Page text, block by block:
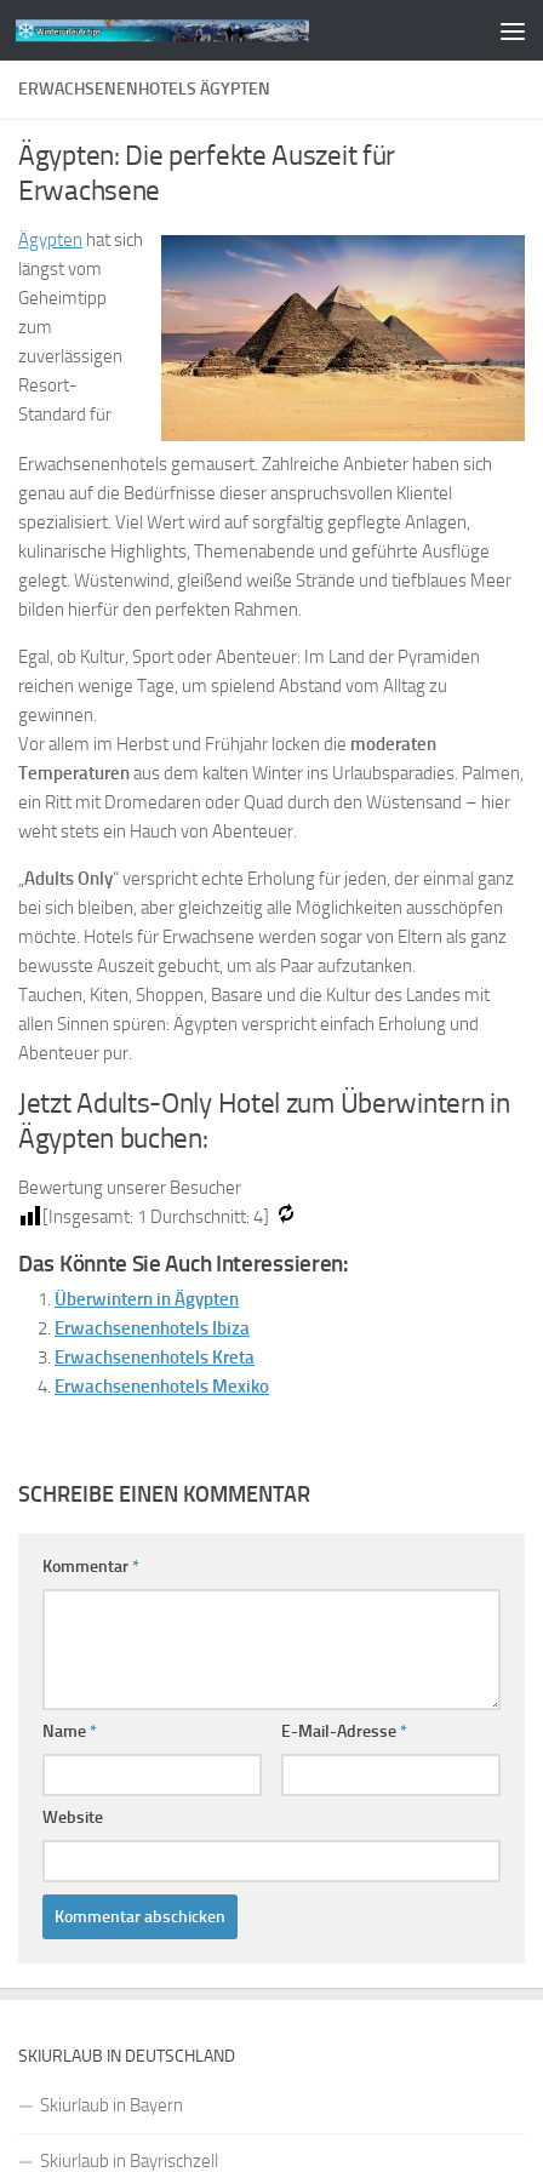
Zum Inhalt springen
ERWACHSENENHOTELS ÄGYPTEN
Ägypten: Die perfekte Auszeit für
Erwachsene
Ägypten hat sich
längst vom
Geheimtipp
zum
zuverlässigen
Resort-
Standard für
Erwachsenenhotels gemausert. Zahlreiche Anbieter haben sich
genau auf die Bedürfnisse dieser anspruchsvollen Klientel
spezialisiert. Viel Wert wird auf sorgfältig gepflegte Anlagen,
kulinarische Highlights, Themenabende und geführte Ausflüge
gelegt. Wüstenwind, gleißend weiße Strände und tiefblaues Meer
bilden hierfür den perfekten Rahmen.
Egal, ob Kultur, Sport oder Abenteuer: Im Land der Pyramiden
reichen wenige Tage, um spielend Abstand vom Alltag zu
gewinnen.
Vor allem im Herbst und Frühjahr locken die moderaten
Temperaturenaus dem kalten Winter ins Urlaubsparadies. Palmen,
ein Ritt mit Dromedaren oder Quad durch den Wüstensand – hier
weht stets ein Hauch von Abenteuer.
„Adults Only“ verspricht echte Erholung für jeden, der einmal ganz
bei sich bleiben, aber gleichzeitig alle Möglichkeiten ausschöpfen
möchte. Hotels für Erwachsene werden sogar von Eltern als ganz
bewusste Auszeit gebucht, um als Paar aufzutanken.
Tauchen, Kiten, Shoppen, Basare und die Kultur des Landes mit
allen Sinnen spüren: Ägypten verspricht einfach Erholung und
Abenteuer pur.
Jetzt Adults-Only Hotel zum Überwintern in
Ägypten buchen:
Bewertung unserer Besucher
[Insgesamt: 1 Durchschnitt: 4]
Das Könnte Sie Auch Interessieren:
Überwintern in Ägypten
Erwachsenenhotels Ibiza
Erwachsenenhotels Kreta
Erwachsenenhotels Mexiko
SCHREIBE EINEN KOMMENTAR
Kommentar*
Name* E-Mail-Adresse*
Website
SKIURLAUB IN DEUTSCHLAND
Skiurlaub in Bayern
Skiurlaub in Bayrischzell